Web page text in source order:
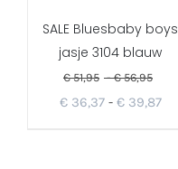
SALE Bluesbaby boys
jasje 3104 blauw
€51,95 -€56,95
€36,37- €39,87